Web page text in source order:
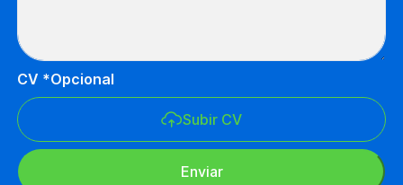
CV *Opcional
Subir CV
Enviar